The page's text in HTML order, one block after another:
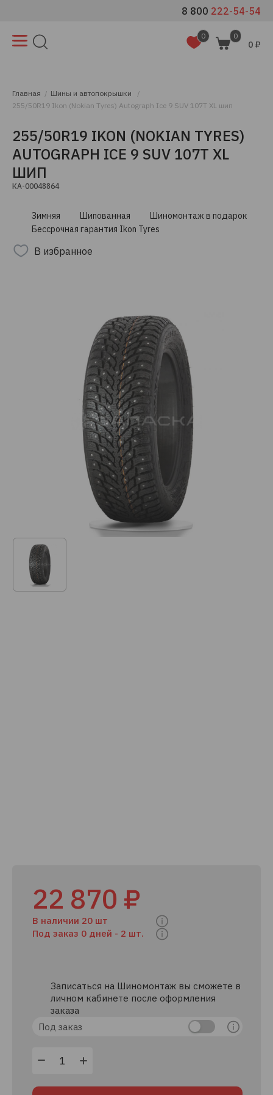
8 800 222-54-54
0 0
0 ₽
Главная
Шины и автопокрышки
255/50R19 Ikon (Nokian Tyres) Autograph Ice 9 SUV 107T XL шип
255/50R19 IKON (NOKIAN TYRES)
AUTOGRAPH ICE 9 SUV 107T XL
ШИП
КА-00048864
Зимняя Шипованная
Шиномонтаж в подарок
Бессрочная гарантия Ikon Tyres
В избранное
22 870 ₽
В наличии 20 шт
Под заказ 0 дней - 2 шт.
Записаться на Шиномонтаж вы сможете в
личном кабинете после оформления
заказа
Под заказ